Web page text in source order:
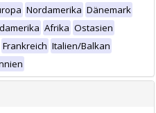
Nordamerika Dänemark
Afrika Ostasien
Frankreich Italien/Balkan